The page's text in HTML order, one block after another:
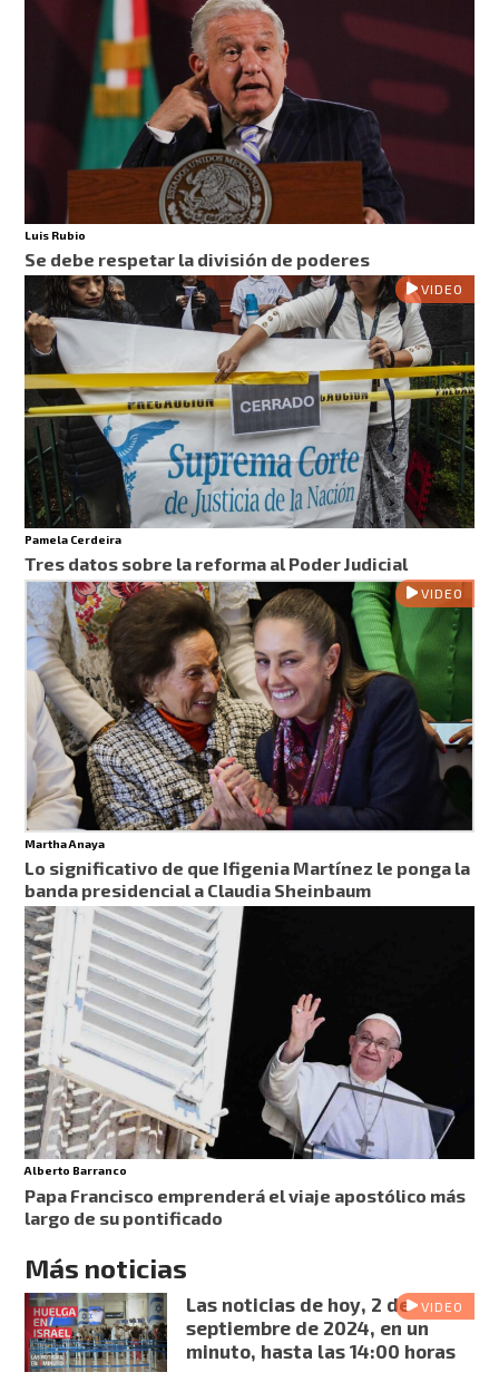
Luis Rubio
Se debe respetar la división de poderes
VIDEO
Pamela Cerdeira
Tres datos sobre la reforma al Poder Judicial
VIDEO
Martha Anaya
Lo significativo de que Ifigenia Martínez le ponga la
banda presidencial a Claudia Sheinbaum
Alberto Barranco
Papa Francisco emprenderá el viaje apostólico más
largo de su pontificado
Más noticias
VIDEO
Las noticias de hoy, 2 de
septiembre de 2024, en un
minuto, hasta las 14:00 horas